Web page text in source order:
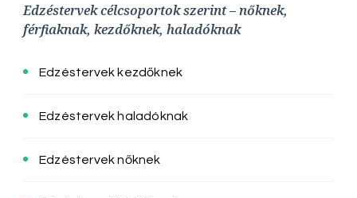
Edzéstervek célcsoportok szerint – nőknek,
férfiaknak, kezdőknek, haladóknak
Edzéstervek kezdőknek
Edzéstervek haladóknak
Edzéstervek nőknek